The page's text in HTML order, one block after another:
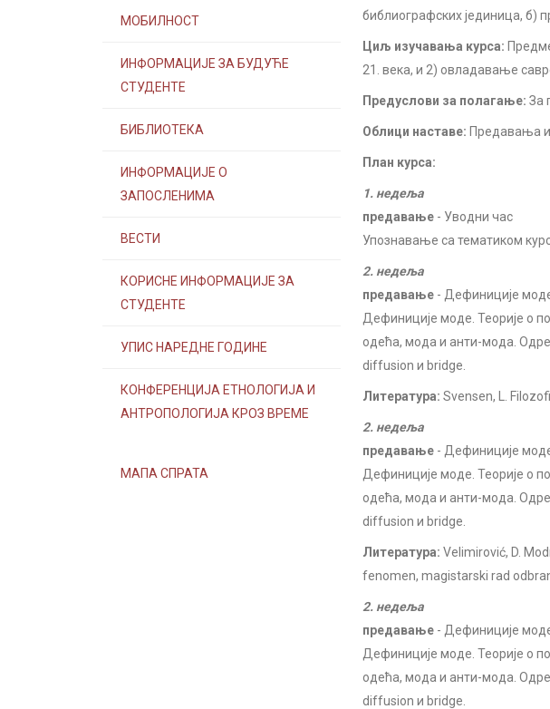
МОБИЛНОСТ
ИНФОРМАЦИЈЕ ЗА БУДУЋЕ
СТУДЕНТЕ
БИБЛИОТЕКА
ИНФОРМАЦИЈЕ О
ЗАПОСЛЕНИМА
ВЕСТИ
КОРИСНЕ ИНФОРМАЦИЈЕ ЗА
СТУДЕНТЕ
УПИС НАРЕДНЕ ГОДИНЕ
КОНФЕРЕНЦИЈА ЕТНОЛОГИЈА И
АНТРОПОЛОГИЈА КРОЗ ВРЕМЕ
МАПА СПРАТА
библиографских јединица, б)
Циљ изучавања курса:
21. века, и 2) овладавање
Предуслови за полагање: За
Облици наставе: Предавања и
План курса:
1. недеља
предавање - Уводни час
Упознавање са тематиком
2. недеља
предавање - Дефиниције
Дефиниције моде. Теорије о
одећа, мода и анти-мода.
diffusion и bridge.
Литература: Svensen, L.
2. недеља
предавање - Дефиниције
Дефиниције моде. Теорије о
одећа, мода и анти-мода.
diffusion и bridge.
Литература: Velimirović, D.
fenomen, magistarski rad
2. недеља
предавање - Дефиниције
Дефиниције моде. Теорије о
одећа, мода и анти-мода.
diffusion и bridge.